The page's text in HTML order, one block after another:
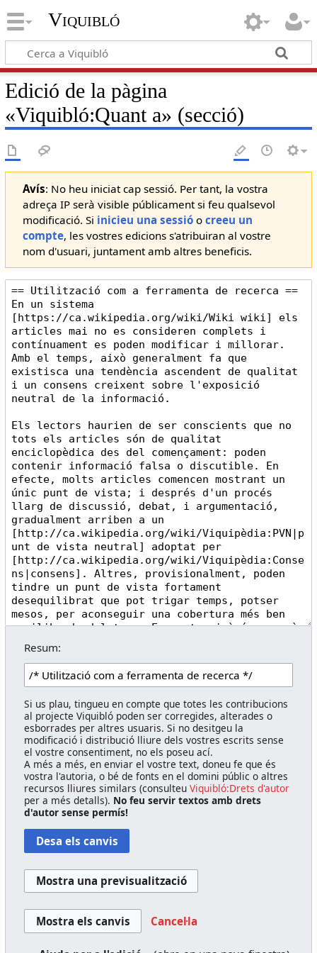
Viquibló
Edició de la pàgina
«Viquibló:Quant a» (secció)
Avís: No heu iniciat cap sessió. Per tant, la vostra
adreça IP serà visible públicament si feu qualsevol
modificació. Si inicieu una sessióo creeu un
compte, les vostres edicions s'atribuiran al vostre
nom d'usuari, juntament amb altres beneficis.
Resum:
Si us plau, tingueu en compte que totes les contribucions
al projecte Viquibló poden ser corregides, alterades o
esborrades per altres usuaris. Si no desitgeu la
modificació i distribució lliure dels vostres escrits sense
el vostre consentiment, no els poseu ací.
A més a més, en enviar el vostre text, doneu fe que és
vostra l'autoria, o bé de fonts en el domini públic o altres
recursos lliures similars (consulteuViquibló:Drets d'autor
per a més detalls). No feu servir textos amb drets
d'autor sense permís!
Cancel·la